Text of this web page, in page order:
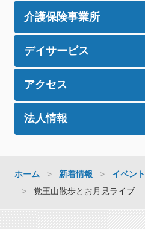
介護保険事業所
デイサービス
アクセス
法人情報
ホーム 新着情報
イベント
覚王山散歩とお月見ライブ